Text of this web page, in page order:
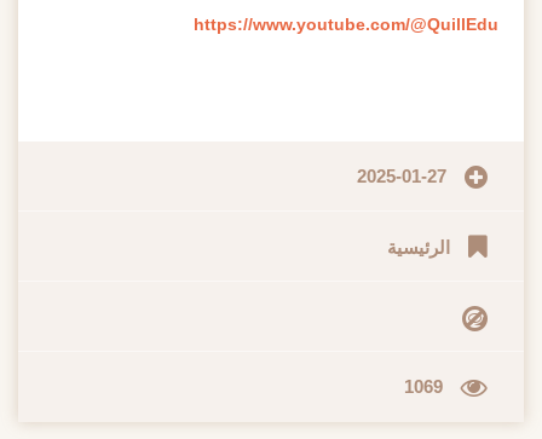
https://www.youtube.com/@QuillEdu
2025-01-27
الرئيسية
1069